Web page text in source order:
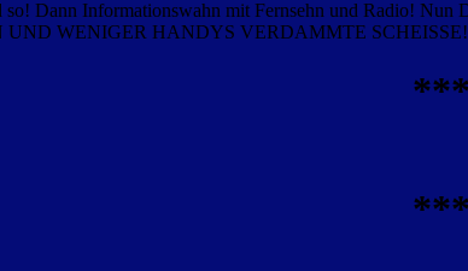
so! Dann Informationswahn mit Fernsehn und Radio!
WENIGER HANDYS VERDAMMTE
***
***